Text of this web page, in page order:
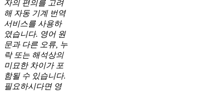
자의 편의를 고려
해 자동 기계 번역
서비스를 사용하
였습니다. 영어 원
문과 다른 오류, 누
락 또는 해석상의
미묘한 차이가 포
함될 수 있습니다.
필요하시다면 영